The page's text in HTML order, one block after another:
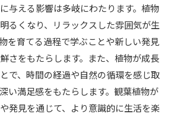
与える影響は多岐にわたります。植物
るくなり、リラックスした雰囲気が生
を育てる過程で学ぶことや新しい発見
さをもたらします。また、植物が成長
で、時間の経過や自然の循環を感じ取
い満足感をもたらします。観葉植物が
発見を通じて、より意識的に生活を楽